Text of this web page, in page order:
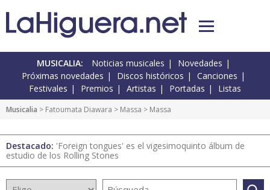
MUSICALIA: Noticias musicales
Novedades
Próximas novedades
Discos históricos
Canciones
Festivales
Premios Artistas Portadas Listas
Musicalia > Fatoumata Diawara > Massa > Massa
Destacado: 'Foreign tongues' es el vigesimoquinto álbum de
estudio de los Rolling Stones